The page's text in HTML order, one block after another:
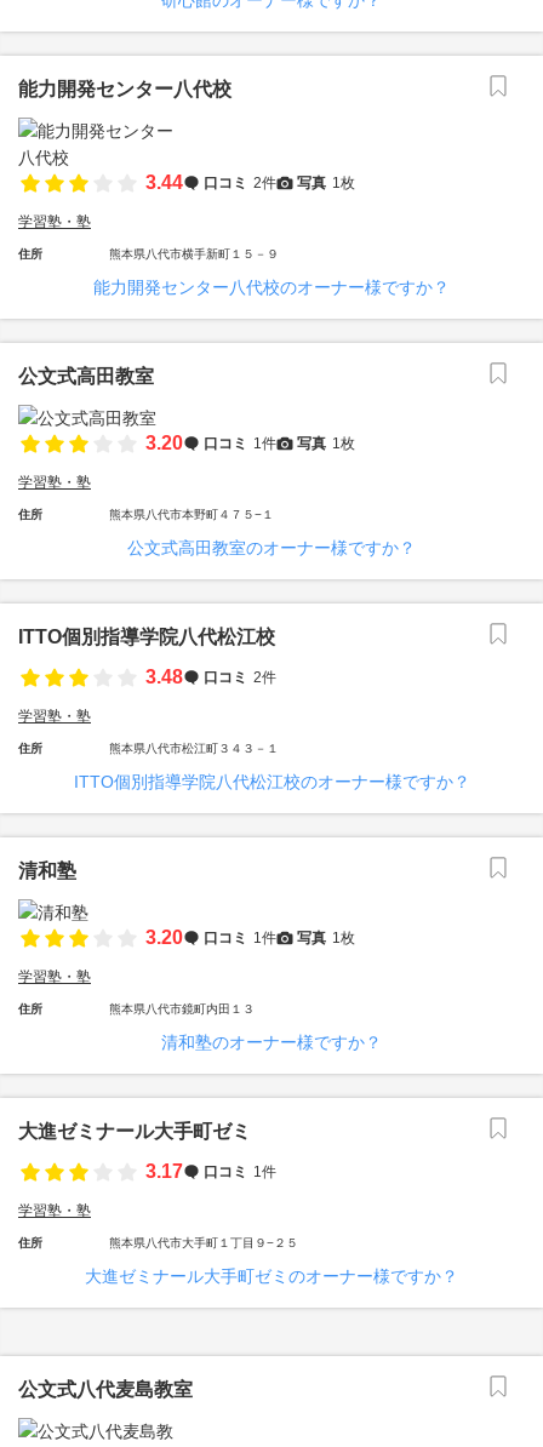
能力開発センター八代校
3.44 口コミ 2件 写真 1枚
学習塾・塾
住所 熊本県八代市横手新町１５－９
能力開発センター八代校のオーナー様ですか？
公文式高田教室
3.20 口コミ 1件 写真 1枚
学習塾・塾
住所 熊本県八代市本野町４７５−１
公文式高田教室のオーナー様ですか？
ITTO個別指導学院八代松江校
3.48
口コミ 2件
学習塾・塾
住所 熊本県八代市松江町３４３－１
ITTO個別指導学院八代松江校のオーナー様ですか？
清和塾
3.20 口コミ 1件 写真 1枚
学習塾・塾
住所 熊本県八代市鏡町内田１３
清和塾のオーナー様ですか？
大進ゼミナール大手町ゼミ
3.17
口コミ 1件
学習塾・塾
住所 熊本県八代市大手町１丁目９−２５
大進ゼミナール大手町ゼミのオーナー様ですか？
公文式八代麦島教室